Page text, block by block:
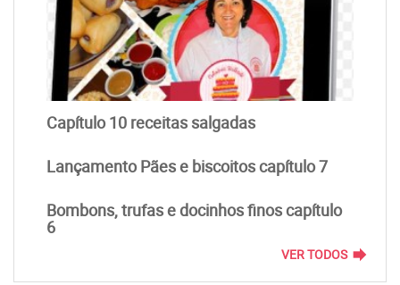
Capítulo 10 receitas salgadas
Lançamento Pães e biscoitos capítulo 7
Bombons, trufas e docinhos finos capítulo
6
VER TODOS forward